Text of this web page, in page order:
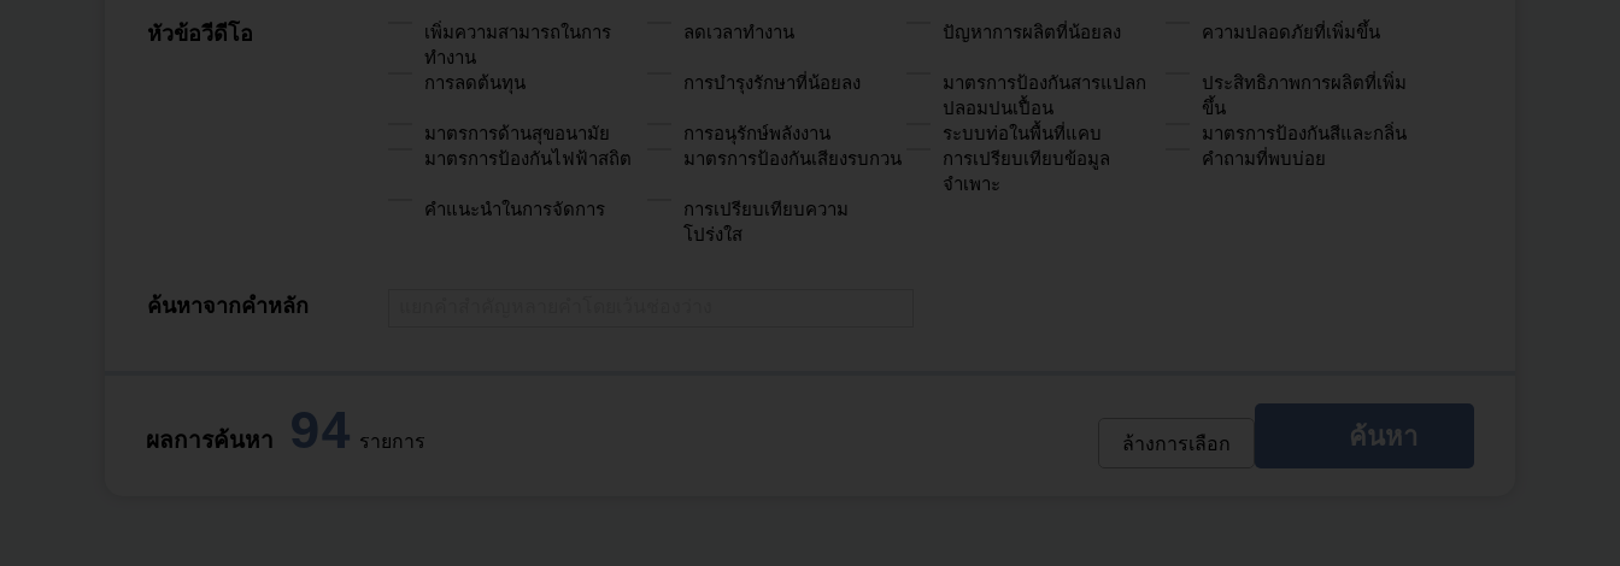
หัวข้อวีดีโอ
เพิ่มความสามารถในการ
ทำงาน
ลดเวลาทำงาน ปัญหาการผลิตที่น้อยลง ความปลอดภัยที่เพิ่มขึ้น
การลดต้นทุน การบำรุงรักษาที่น้อยลง
มาตรการป้องกันสารแปลก
ปลอมปนเปื้อน
ประสิทธิภาพการผลิตที่เพิ่ม
ขึ้น
มาตรการด้านสุขอนามัย
การอนุรักษ์พลังงาน ระบบท่อในพื้นที่แคบ
มาตรการป้องกันสีและกลิ่น
มาตรการป้องกันไฟฟ้าสถิต
มาตรการป้องกันเสียงรบกวน
การเปรียบเทียบข้อมูล
จำเพาะ
คำถามที่พบบ่อย
คำแนะนำในการจัดการ
การเปรียบเทียบความ
โปร่งใส
ค้นหาจากคำหลัก
ผลการค้นหา 94 รายการ ล้างการเลือก ค้นหา